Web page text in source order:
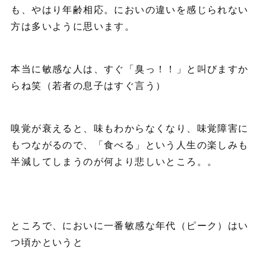
も、やはり年齢相応。においの違いを感じられない
方は多いように思います。
本当に敏感な人は、すぐ「臭っ！！」と叫びますか
らね笑（若者の息子はすぐ言う）
嗅覚が衰えると、味もわからなくなり、味覚障害に
もつながるので、「食べる」という人生の楽しみも
半減してしまうのが何より悲しいところ。。
ところで、においに一番敏感な年代（ピーク）はい
つ頃かというと